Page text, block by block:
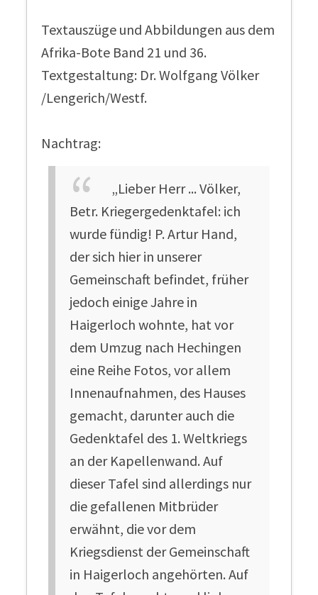
Textauszüge und Abbildungen aus dem
Afrika-Bote Band 21 und 36.
Textgestaltung: Dr. Wolfgang Völker
/Lengerich/Westf.
Nachtrag:
„Lieber Herr ... Völker,
Betr. Kriegergedenktafel: ich
wurde fündig! P. Artur Hand,
der sich hier in unserer
Gemeinschaft befindet, früher
jedoch einige Jahre in
Haigerloch wohnte, hat vor
dem Umzug nach Hechingen
eine Reihe Fotos, vor allem
Innenaufnahmen, des Hauses
gemacht, darunter auch die
Gedenktafel des 1. Weltkriegs
an der Kapellenwand. Auf
dieser Tafel sind allerdings nur
die gefallenen Mitbrüder
erwähnt, die vor dem
Kriegsdienst der Gemeinschaft
in Haigerloch angehörten. Auf